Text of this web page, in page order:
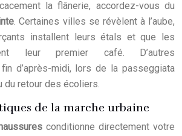
la flânerie, accordez-vous du
. Certaines villes se révèlent à l’aube,
installent leurs étals et que les
leur premier café. D’autres
fin d’après-midi, lors de la passeggiata
du retour des écoliers.
de la marche urbaine
conditionne directement votre